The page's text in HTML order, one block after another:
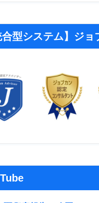
合型システム】ジョ